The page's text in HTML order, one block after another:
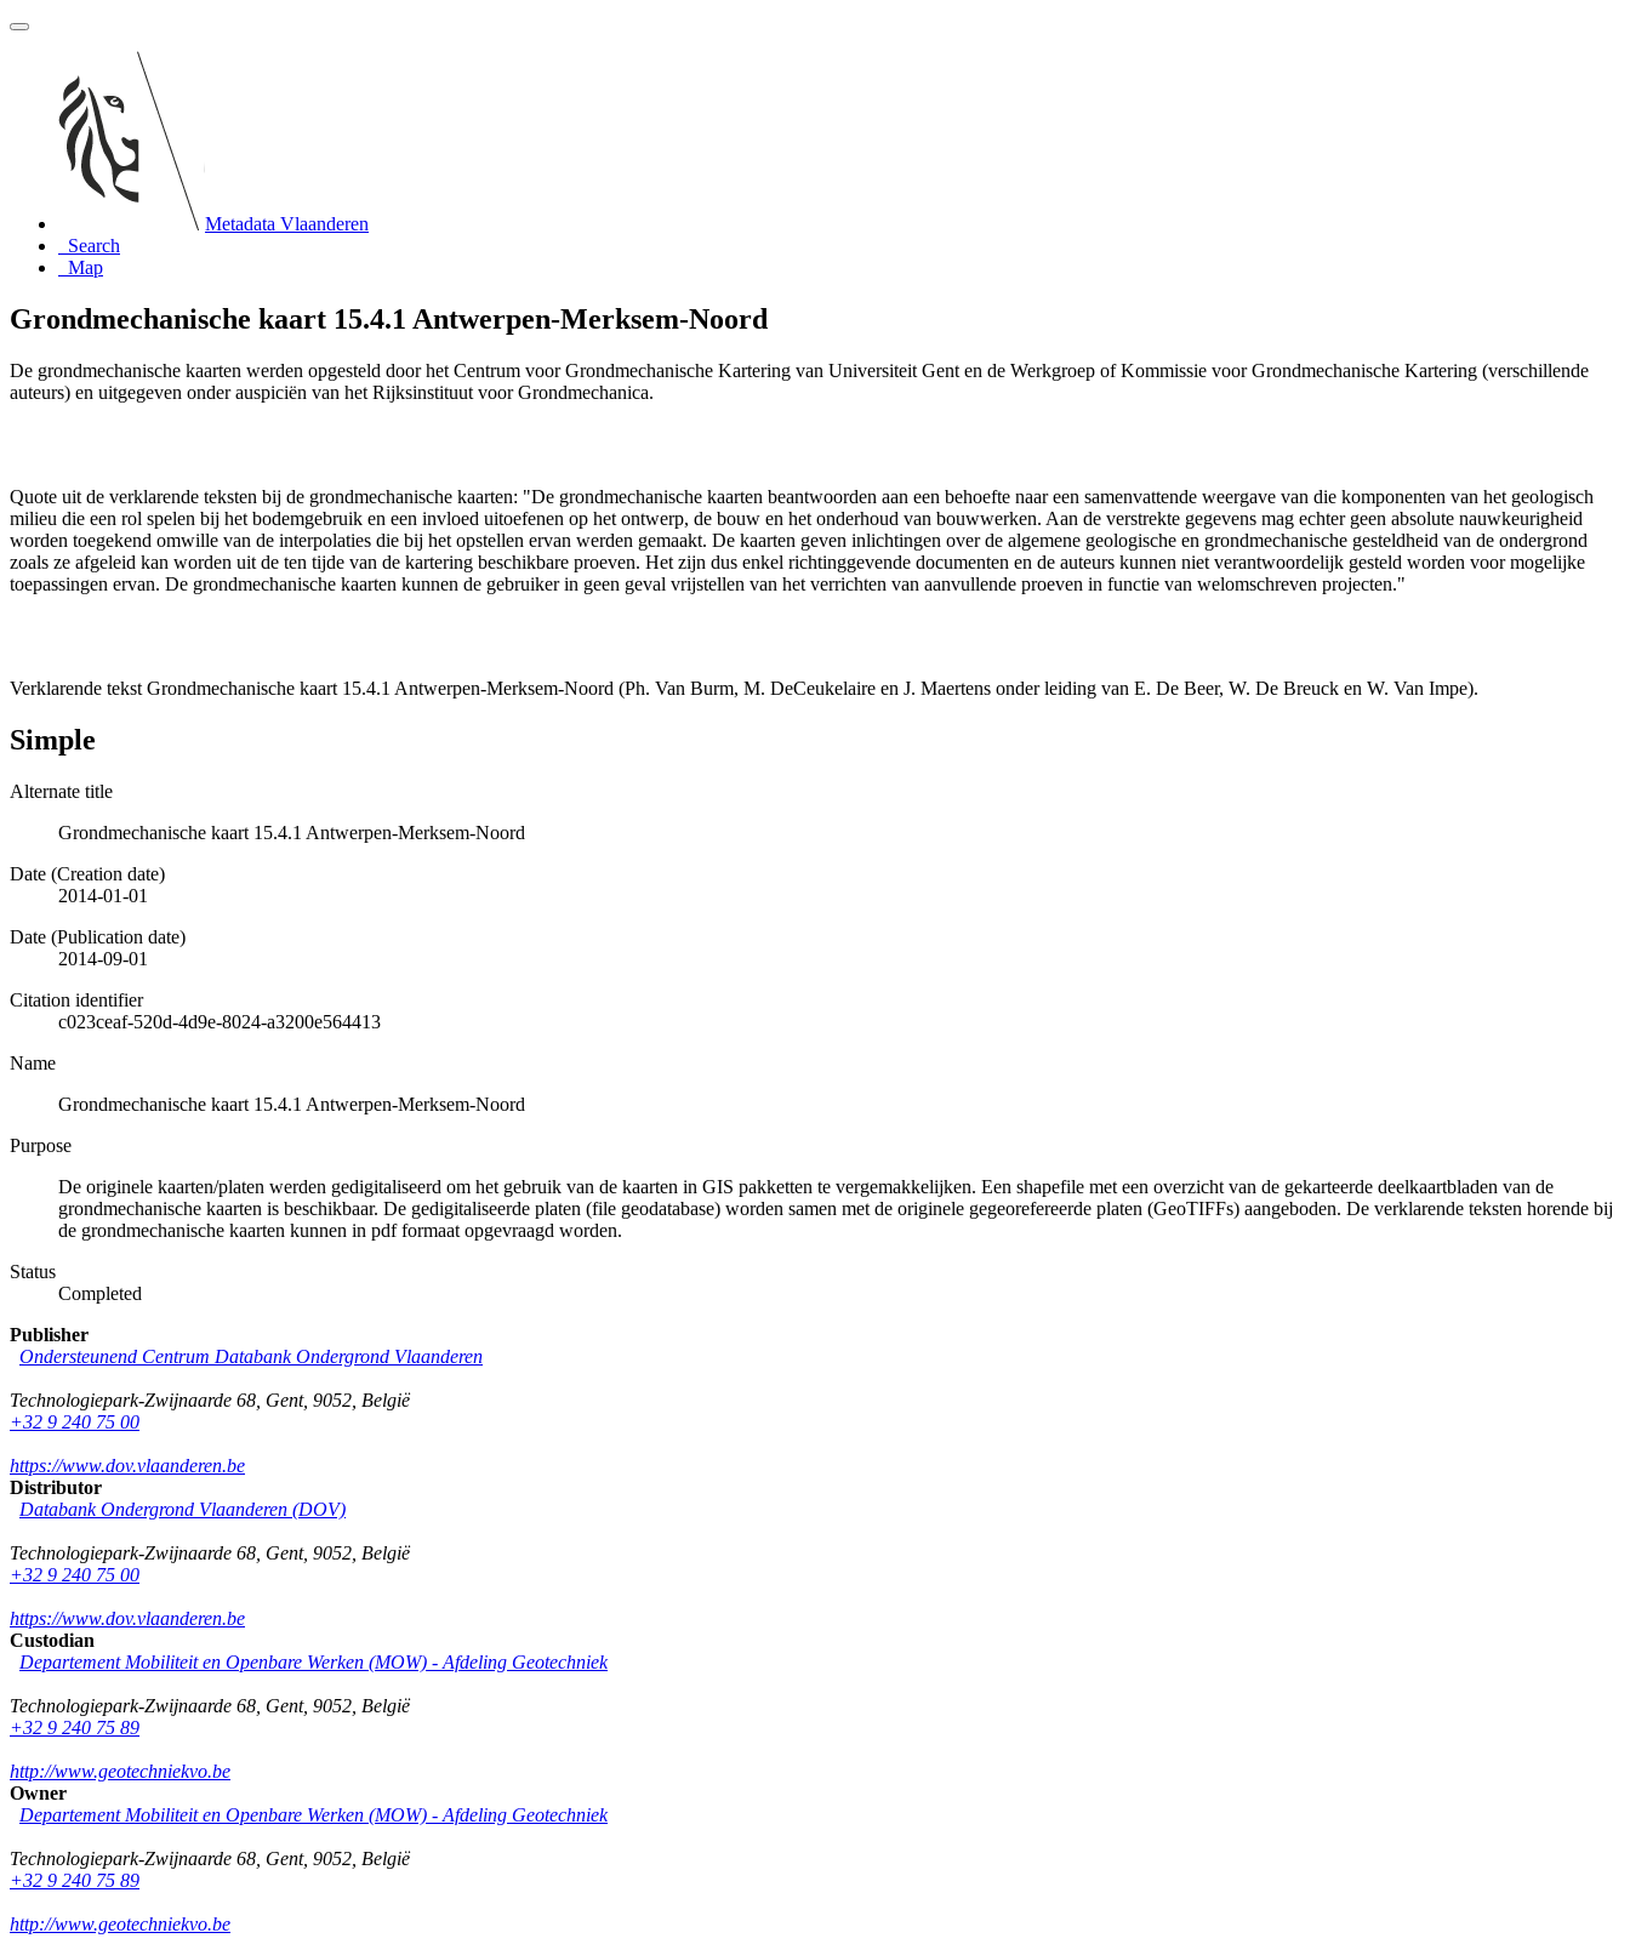
Metadata Vlaanderen
Search
Map
Grondmechanische kaart 15.4.1 Antwerpen-Merksem-Noord
De grondmechanische kaarten werden opgesteld door het Centrum voor Grondmechanische Kartering van Universiteit Gent en de Werkgroep of Kommissie voor Grondmechanische Kartering (verschillende
auteurs) en uitgegeven onder auspiciën van het Rijksinstituut voor Grondmechanica.
Quote uit de verklarende teksten bij de grondmechanische kaarten: "De grondmechanische kaarten beantwoorden aan een behoefte naar een samenvattende weergave van die komponenten van het geologisch
milieu die een rol spelen bij het bodemgebruik en een invloed uitoefenen op het ontwerp, de bouw en het onderhoud van bouwwerken. Aan de verstrekte gegevens mag echter geen absolute nauwkeurigheid
worden toegekend omwille van de interpolaties die bij het opstellen ervan werden gemaakt. De kaarten geven inlichtingen over de algemene geologische en grondmechanische gesteldheid van de ondergrond
zoals ze afgeleid kan worden uit de ten tijde van de kartering beschikbare proeven. Het zijn dus enkel richtinggevende documenten en de auteurs kunnen niet verantwoordelijk gesteld worden voor mogelijke
toepassingen ervan. De grondmechanische kaarten kunnen de gebruiker in geen geval vrijstellen van het verrichten van aanvullende proeven in functie van welomschreven projecten."
Verklarende tekst Grondmechanische kaart 15.4.1 Antwerpen-Merksem-Noord (Ph. Van Burm, M. DeCeukelaire en J. Maertens onder leiding van E. De Beer, W. De Breuck en W. Van Impe).
Simple
Alternate title
Grondmechanische kaart 15.4.1 Antwerpen-Merksem-Noord
Date (Creation date)
2014-01-01
Date (Publication date)
2014-09-01
Citation identifier
c023ceaf-520d-4d9e-8024-a3200e564413
Name
Grondmechanische kaart 15.4.1 Antwerpen-Merksem-Noord
Purpose
De originele kaarten/platen werden gedigitaliseerd om het gebruik van de kaarten in GIS pakketten te vergemakkelijken. Een shapefile met een overzicht van de gekarteerde deelkaartbladen van de
grondmechanische kaarten is beschikbaar. De gedigitaliseerde platen (file geodatabase) worden samen met de originele gegeorefereerde platen (GeoTIFFs) aangeboden. De verklarende teksten horende bij
de grondmechanische kaarten kunnen in pdf formaat opgevraagd worden.
Status
Completed
Publisher
Ondersteunend Centrum Databank Ondergrond Vlaanderen
Technologiepark-Zwijnaarde 68 Gent, 9052 België
+32 9 240 75 00
https://www.dov.vlaanderen.be
Distributor
Databank Ondergrond Vlaanderen (DOV)
Technologiepark-Zwijnaarde 68 Gent, 9052 België
+32 9 240 75 00
https://www.dov.vlaanderen.be
Custodian
Departement Mobiliteit en Openbare Werken (MOW) - Afdeling Geotechniek
Technologiepark-Zwijnaarde 68 Gent, 9052 België
+32 9 240 75 89
http://www.geotechniekvo.be
Owner
Departement Mobiliteit en Openbare Werken (MOW) - Afdeling Geotechniek
Technologiepark-Zwijnaarde 68 Gent, 9052 België
+32 9 240 75 89
http://www.geotechniekvo.be